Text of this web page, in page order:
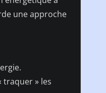
une approche
traquer » les